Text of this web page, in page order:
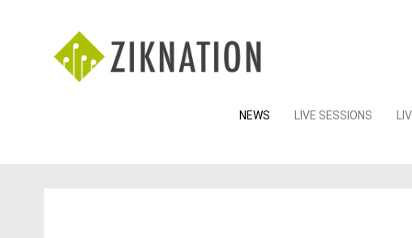
Skip
NEWS LIVE SESSIONS